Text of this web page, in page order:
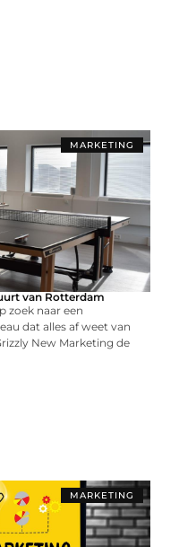
MARKETING
van Rotterdam
zoek naar een
dat alles af weet van
New Marketing de
MARKETING